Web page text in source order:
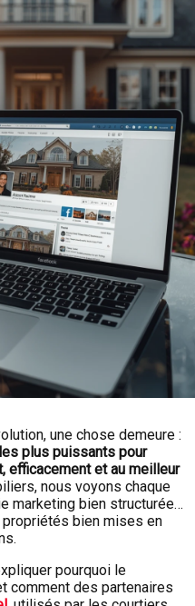
une chose demeure :
plus puissants pour
efficacement et au meilleur
nous voyons chaque
marketing bien structurée…
bien mises en
pourquoi le
comment des partenaires